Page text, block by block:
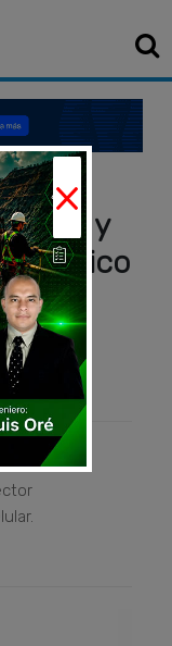
y
químico
×